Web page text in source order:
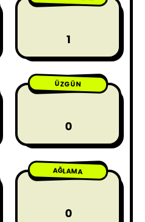
1
ÜZGÜN
0
AĞLAMA
0